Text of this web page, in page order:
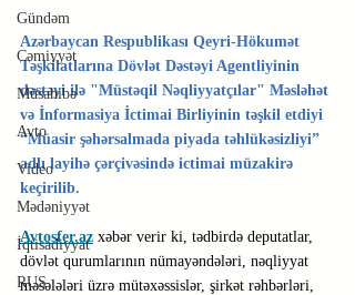
Gündəm
Cəmiyyət
Müsahibə
Avto
Video
Mədəniyyət
İqtisadiyyat
RUS
Azərbaycan Respublikası Qeyri-Hökumət
Təşkilatlarına Dövlət Dəstəyi Agentliyinin
dəstəyi ilə "Müstəqil Nəqliyyatçılar" Məsləhət
və İnformasiya İctimai Birliyinin təşkil etdiyi
“Müasir şəhərsalmada piyada təhlükəsizliyi”
adlı layihə çərçivəsində ictimai müzakirə
keçirilib.
Avtosfer.az xəbər verir ki, tədbirdə deputatlar,
dövlət qurumlarının nümayəndələri, nəqliyyat
məsələləri üzrə mütəxəssislər, şirkət rəhbərləri,